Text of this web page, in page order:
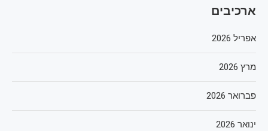
ארכיבים
אפריל 2026
מרץ 2026
פברואר 2026
ינואר 2026